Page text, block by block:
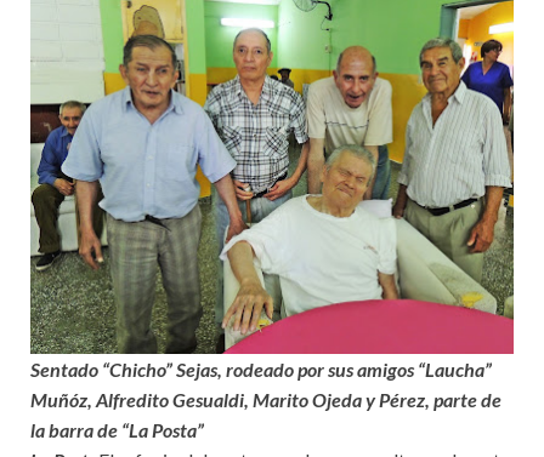
Sentado “Chicho” Sejas, rodeado por sus amigos “Laucha”
Muñóz, Alfredito Gesualdi, Marito Ojeda y Pérez, parte de
la barra de “La Posta”